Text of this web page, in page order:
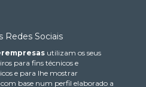
utilizam os seus
para fins técnicos e
e para lhe mostrar
base num perfil elaborado a
Redes Sociais